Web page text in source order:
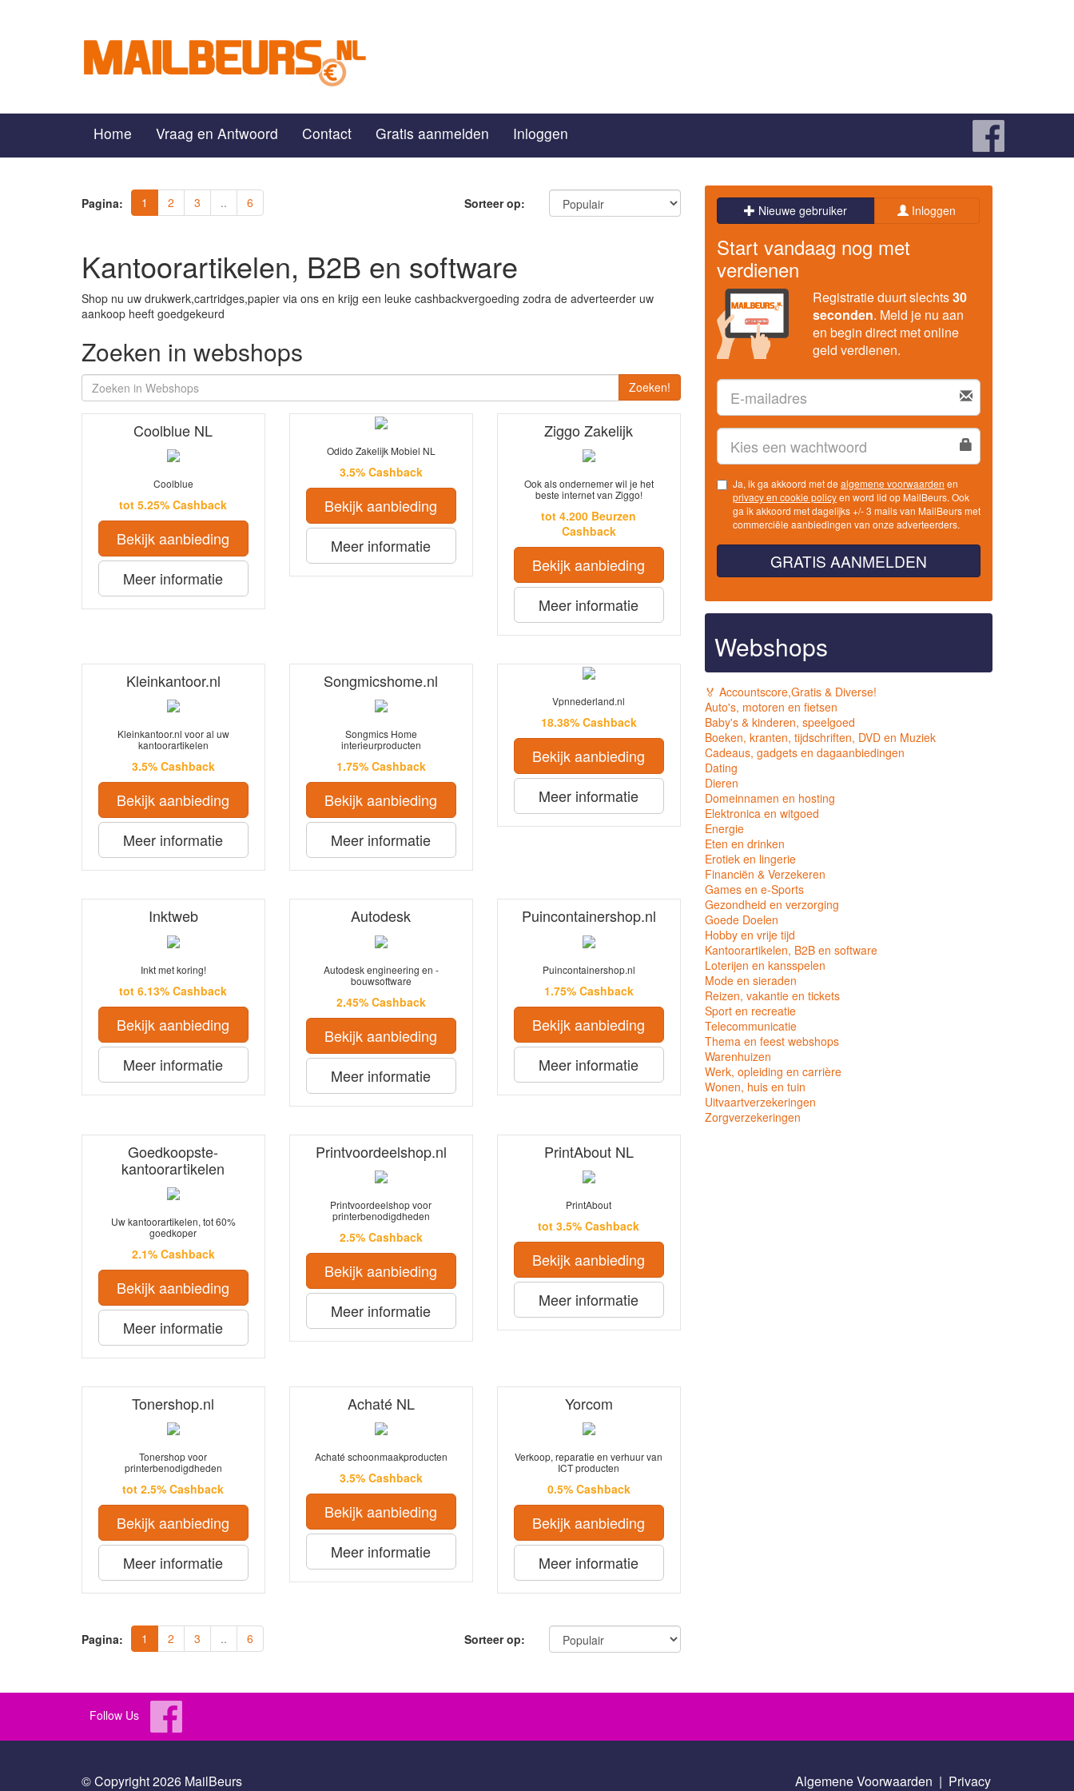
Home Vraag en Antwoord Contact Gratis aanmelden Inloggen
Pagina: 1 2 3 .. 6 Sorteer op:
Kantoorartikelen, B2B en software
Shop nu uw drukwerk,cartridges,papier via ons en krijg een leuke cashbackvergoeding zodra de adverteerder uw
aankoop heeft goedgekeurd
Zoeken in webshops
Zoeken!
Coolblue NL
Coolblue
tot 5.25% Cashback
Bekijk aanbieding
Meer informatie
Odido Zakelijk Mobiel NL
3.5% Cashback
Bekijk aanbieding
Meer informatie
Ziggo Zakelijk
Ook als ondernemer wil je het
beste internet van Ziggo!
tot 4.200 Beurzen
Cashback
Bekijk aanbieding
Meer informatie
Kleinkantoor.nl
Kleinkantoor.nl voor al uw
kantoorartikelen
3.5% Cashback
Bekijk aanbieding
Meer informatie
Songmicshome.nl
Songmics Home
interieurproducten
1.75% Cashback
Bekijk aanbieding
Meer informatie
Vpnnederland.nl
18.38% Cashback
Bekijk aanbieding
Meer informatie
Inktweb
Inkt met koring!
tot 6.13% Cashback
Bekijk aanbieding
Meer informatie
Autodesk
Autodesk engineering en -
bouwsoftware
2.45% Cashback
Bekijk aanbieding
Meer informatie
Puincontainershop.nl
Puincontainershop.nl
1.75% Cashback
Bekijk aanbieding
Meer informatie
Goedkoopste-
kantoorartikelen
Uw kantoorartikelen, tot 60%
goedkoper
2.1% Cashback
Bekijk aanbieding
Meer informatie
Printvoordeelshop.nl
Printvoordeelshop voor
printerbenodigdheden
2.5% Cashback
Bekijk aanbieding
Meer informatie
PrintAbout NL
PrintAbout
tot 3.5% Cashback
Bekijk aanbieding
Meer informatie
Tonershop.nl
Tonershop voor
printerbenodigdheden
tot 2.5% Cashback
Bekijk aanbieding
Meer informatie
Achaté NL
Achaté schoonmaakproducten
3.5% Cashback
Bekijk aanbieding
Meer informatie
Yorcom
Verkoop, reparatie en verhuur van
ICT producten
0.5% Cashback
Bekijk aanbieding
Meer informatie
Pagina: 1 2 3 .. 6 Sorteer op:
Nieuwe gebruiker Inloggen
Start vandaag nog met
verdienen
Registratie duurt slechts30
seconden. Meld je nu aan
en begin direct met online
geld verdienen.
Ja, ik ga akkoord met de algemene voorwaarden en
privacy en cookie policy
ga ik akkoord met dagelijks +/- 3 mails van MailBeurs met
commerciële aanbiedingen van onze adverteerders.
GRATIS AANMELDEN
Webshops
🏅 Accountscore,Gratis & Diverse!
Auto's, motoren en fietsen
Baby's & kinderen, speelgoed
Boeken, kranten, tijdschriften, DVD en Muziek
Cadeaus, gadgets en dagaanbiedingen
Dating
Dieren
Domeinnamen en hosting
Elektronica en witgoed
Energie
Eten en drinken
Erotiek en lingerie
Financiën & Verzekeren
Games en e-Sports
Gezondheid en verzorging
Goede Doelen
Hobby en vrije tijd
Kantoorartikelen, B2B en software
Loterijen en kansspelen
Mode en sieraden
Reizen, vakantie en tickets
Sport en recreatie
Telecommunicatie
Thema en feest webshops
Warenhuizen
Werk, opleiding en carrière
Wonen, huis en tuin
Uitvaartverzekeringen
Zorgverzekeringen
Follow Us
© Copyright 2026 MailBeurs Algemene Voorwaarden | Privacy